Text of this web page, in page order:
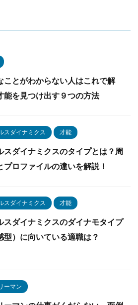
ことがわからない人はこれで解
能を見つけ出す９つの方法
スダイナミクス 才能
スダイナミクスのタイプとは？周
プロファイルの違いを解説！
スダイナミクス 才能
スダイナミクスのダイナモタイプ
型）に向いている適職は？
ーマン